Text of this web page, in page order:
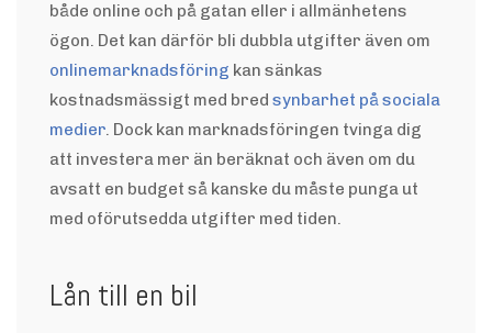
både online och på gatan eller i allmänhetens
ögon. Det kan därför bli dubbla utgifter även om
onlinemarknadsföring kan sänkas
kostnadsmässigt med bred synbarhet på sociala
medier. Dock kan marknadsföringen tvinga dig
att investera mer än beräknat och även om du
avsatt en budget så kanske du måste punga ut
med oförutsedda utgifter med tiden.
Lån till en bil